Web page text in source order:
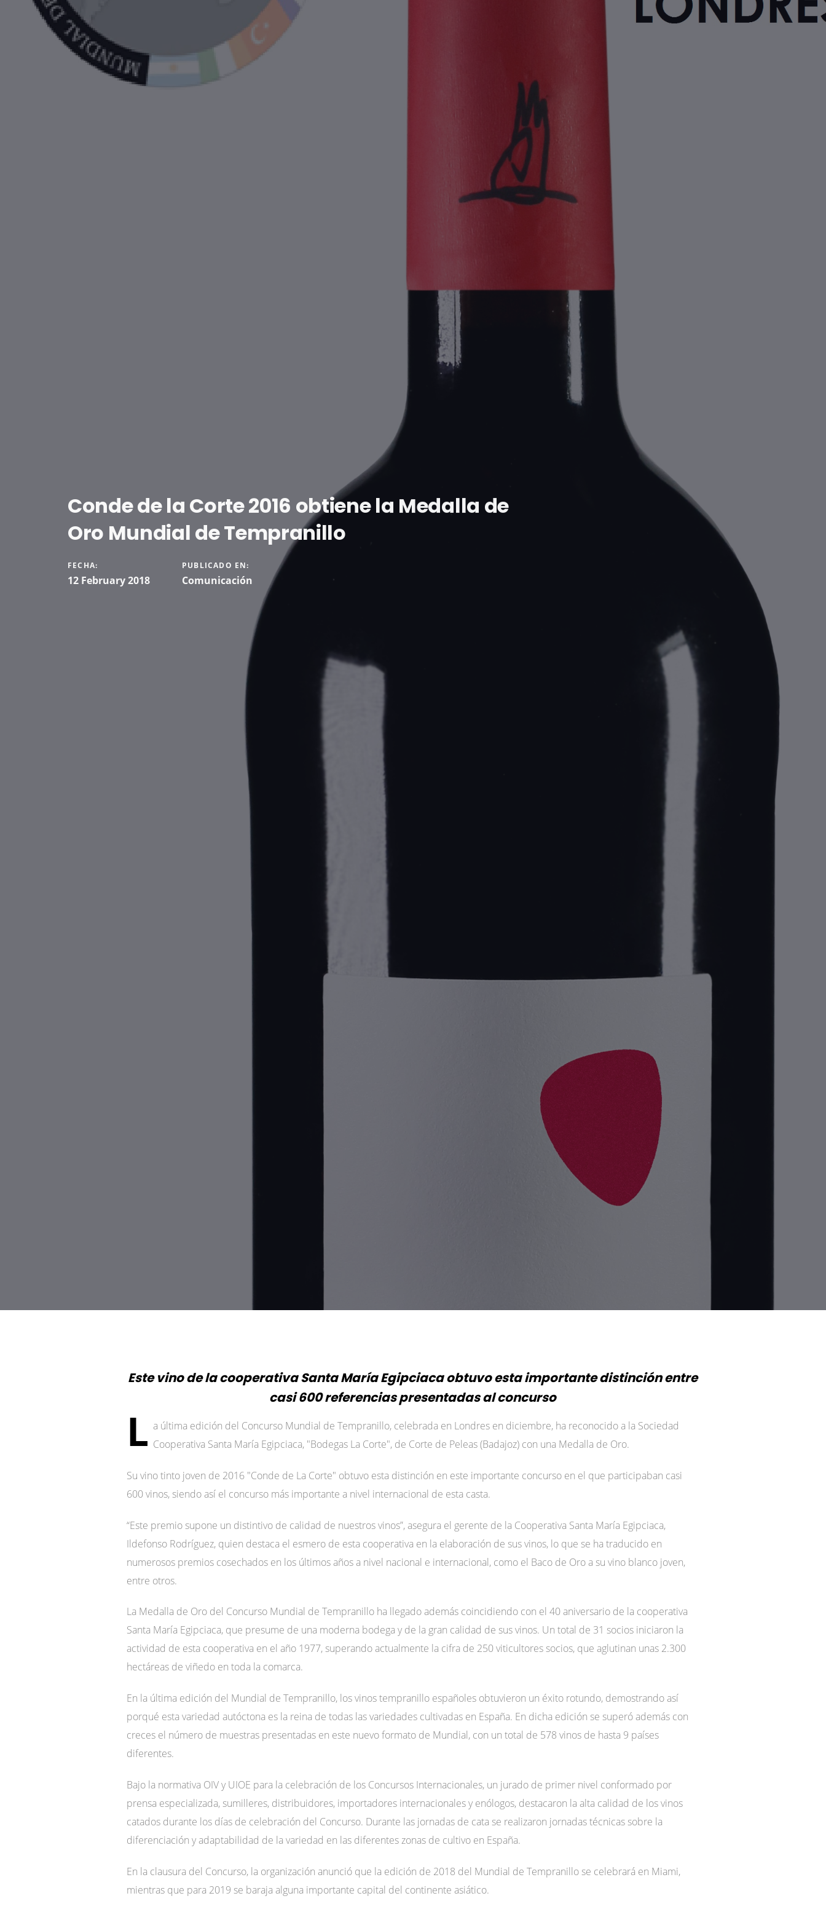
Conde de la Corte 2016 obtiene la Medalla de
Oro Mundial de Tempranillo
FECHA:
12 February 2018
PUBLICADO EN:
Comunicación
Este vino de la cooperativa Santa María Egipciaca obtuvo esta importante distinción entre
casi 600 referencias presentadas al concurso
L a última edición del Concurso Mundial de Tempranillo, celebrada en Londres en diciembre, ha reconocido a la Sociedad
Cooperativa Santa María Egipciaca, "Bodegas La Corte", de Corte de Peleas (Badajoz) con una Medalla de Oro.
Su vino tinto joven de 2016 "Conde de La Corte" obtuvo esta distinción en este importante concurso en el que participaban casi
600 vinos, siendo así el concurso más importante a nivel internacional de esta casta.
“Este premio supone un distintivo de calidad de nuestros vinos”, asegura el gerente de la Cooperativa Santa María Egipciaca,
Ildefonso Rodríguez, quien destaca el esmero de esta cooperativa en la elaboración de sus vinos, lo que se ha traducido en
numerosos premios cosechados en los últimos años a nivel nacional e internacional, como el Baco de Oro a su vino blanco joven,
entre otros.
La Medalla de Oro del Concurso Mundial de Tempranillo ha llegado además coincidiendo con el 40 aniversario de la cooperativa
Santa María Egipciaca, que presume de una moderna bodega y de la gran calidad de sus vinos. Un total de 31 socios iniciaron la
actividad de esta cooperativa en el año 1977, superando actualmente la cifra de 250 viticultores socios, que aglutinan unas 2.300
hectáreas de viñedo en toda la comarca.
En la última edición del Mundial de Tempranillo, los vinos tempranillo españoles obtuvieron un éxito rotundo, demostrando así
porqué esta variedad autóctona es la reina de todas las variedades cultivadas en España. En dicha edición se superó además con
creces el número de muestras presentadas en este nuevo formato de Mundial, con un total de 578 vinos de hasta 9 países
diferentes.
Bajo la normativa OIV y UIOE para la celebración de los Concursos Internacionales, un jurado de primer nivel conformado por
prensa especializada, sumilleres, distribuidores, importadores internacionales y enólogos, destacaron la alta calidad de los vinos
catados durante los días de celebración del Concurso. Durante las jornadas de cata se realizaron jornadas técnicas sobre la
diferenciación y adaptabilidad de la variedad en las diferentes zonas de cultivo en España.
En la clausura del Concurso, la organización anunció que la edición de 2018 del Mundial de Tempranillo se celebrará en Miami,
mientras que para 2019 se baraja alguna importante capital del continente asiático.